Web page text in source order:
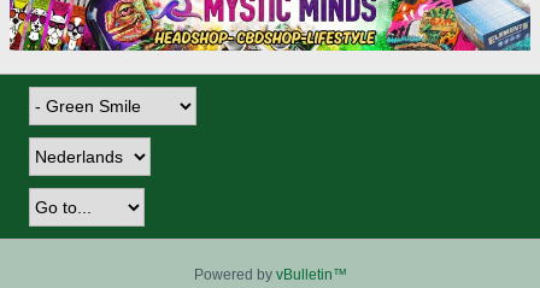
Powered by vBulletin™